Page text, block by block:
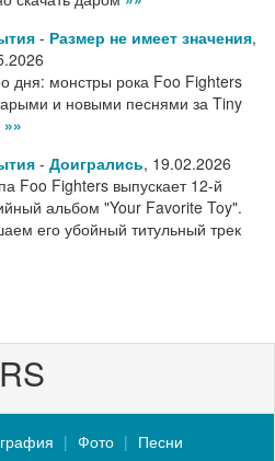
- Размер не имеет значения,
дня: монстры рока Foo Fighters
и новыми песнями за Tiny
»»
- Доигрались, 19.02.2026
Foo Fighters выпускает 12-й
альбом "Your Favorite Toy".
его убойный титульный трек
Фото
Песни